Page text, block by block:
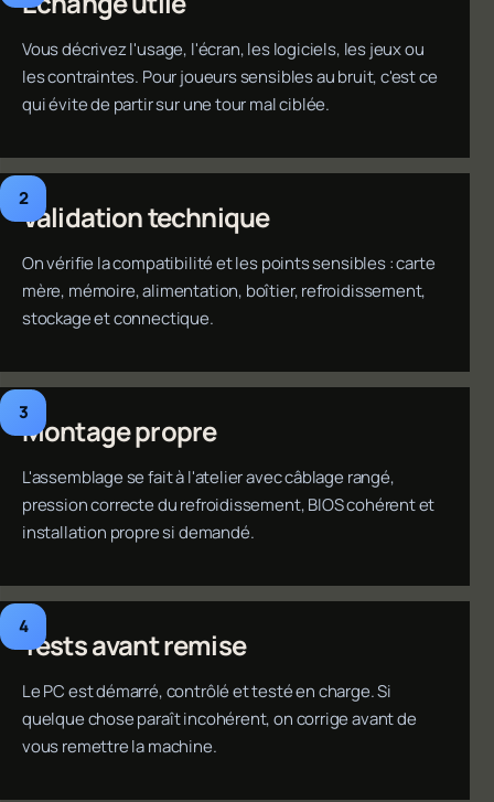
Vous décrivez l'usage, l'écran, les logiciels, les jeux ou
les contraintes. Pour joueurs sensibles au bruit, c'est ce
qui évite de partir sur une tour mal ciblée.
Validation technique
On vérifie la compatibilité et les points sensibles : carte
mère, mémoire, alimentation, boîtier, refroidissement,
stockage et connectique.
Montage propre
L'assemblage se fait à l'atelier avec câblage rangé,
pression correcte du refroidissement, BIOS cohérent et
installation propre si demandé.
Tests avant remise
Le PC est démarré, contrôlé et testé en charge. Si
quelque chose paraît incohérent, on corrige avant de
vous remettre la machine.